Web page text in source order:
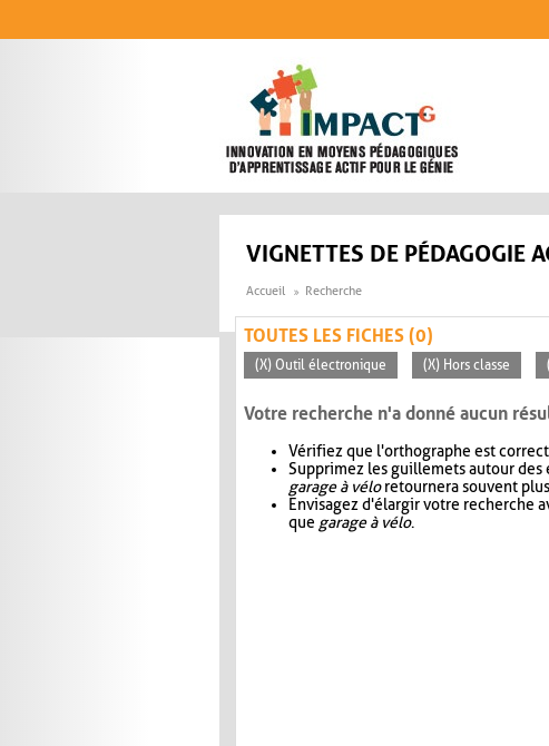
VIGNETTES DE PÉDAGOGIE
Accueil Recherche
TOUTES LES FICHES (0)
(X) Outil électronique (X) Hors classe
Votre recherche n'a donné aucun
Vérifiez que l'orthographe est
Supprimez les guillemets autour
garage à véloretournera souvent
Envisagez d'élargir votre recherche
que garage à vélo.